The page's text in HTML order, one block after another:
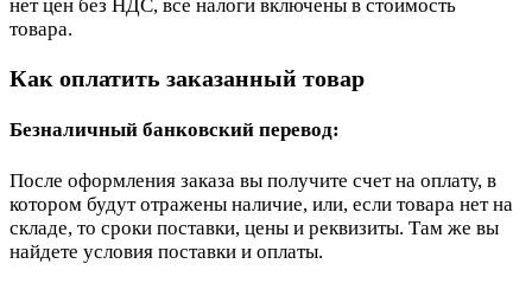
нет цен без НДС, все налоги включены в стоимость
товара.
Как оплатить заказанный товар
Безналичный банковский перевод:
После оформления заказа вы получите счет на оплату, в
котором будут отражены наличие, или, если товара нет на
складе, то сроки поставки, цены и реквизиты. Там же вы
найдете условия поставки и оплаты.